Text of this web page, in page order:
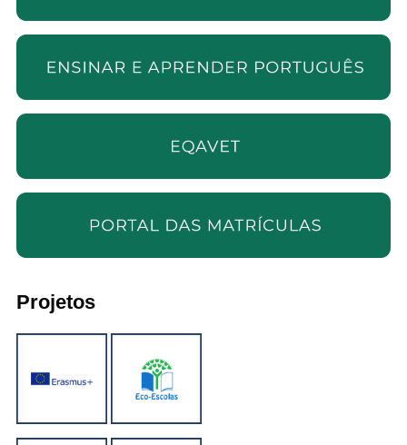
Projetos